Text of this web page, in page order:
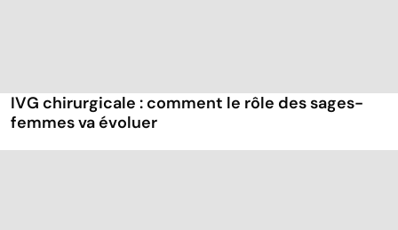
IVG chirurgicale : comment le rôle des sages-
femmes va évoluer